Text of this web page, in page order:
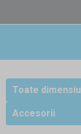
Toate
Accesorii